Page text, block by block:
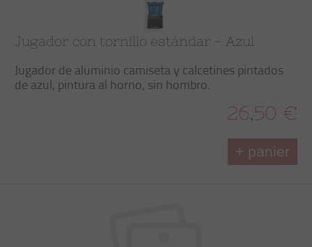
Jugador con tornillo estándar - Azul
Jugador de aluminio camiseta y calcetines pintados
de azul, pintura al horno, sin hombro.
26,50 €
+ panier